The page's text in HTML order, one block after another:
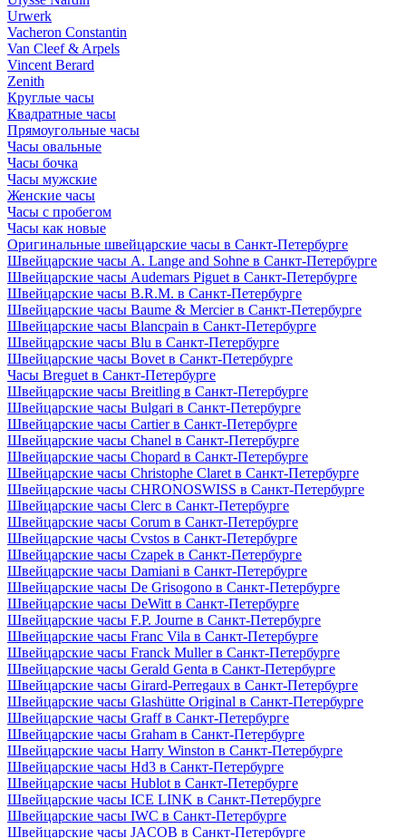
Urwerk
Vacheron Constantin
Van Cleef & Arpels
Vincent Berard
Zenith
Круглые часы
Квадратные часы
Прямоугольные часы
Часы овальные
Часы бочка
Часы мужские
Женские часы
Часы с пробегом
Часы как новые
Оригинальные швейцарские часы в Санкт-Петербурге
Швейцарские часы A. Lange and Sohne в Санкт-Петербурге
Швейцарские часы Audemars Piguet в Санкт-Петербурге
Швейцарские часы B.R.M. в Санкт-Петербурге
Швейцарские часы Baume & Mercier в Санкт-Петербурге
Швейцарские часы Blancpain в Санкт-Петербурге
Швейцарские часы Blu в Санкт-Петербурге
Швейцарские часы Bovet в Санкт-Петербурге
Часы Breguet в Санкт-Петербурге
Швейцарские часы Breitling в Санкт-Петербурге
Швейцарские часы Bulgari в Санкт-Петербурге
Швейцарские часы Cartier в Санкт-Петербурге
Швейцарские часы Chanel в Санкт-Петербурге
Швейцарские часы Chopard в Санкт-Петербурге
Швейцарские часы Christophe Claret в Санкт-Петербурге
Швейцарские часы CHRONOSWISS в Санкт-Петербурге
Швейцарские часы Clerc в Санкт-Петербурге
Швейцарские часы Corum в Санкт-Петербурге
Швейцарские часы Cvstos в Санкт-Петербурге
Швейцарские часы Czapek в Санкт-Петербурге
Швейцарские часы Damiani в Санкт-Петербурге
Швейцарские часы De Grisogono в Санкт-Петербурге
Швейцарские часы DeWitt в Санкт-Петербурге
Швейцарские часы F.P. Journe в Санкт-Петербурге
Швейцарские часы Franc Vila в Санкт-Петербурге
Швейцарские часы Franck Muller в Санкт-Петербурге
Швейцарские часы Gerald Genta в Санкт-Петербурге
Швейцарские часы Girard-Perregaux в Санкт-Петербурге
Швейцарские часы Glashütte Original в Санкт-Петербурге
Швейцарские часы Graff в Санкт-Петербурге
Швейцарские часы Graham в Санкт-Петербурге
Швейцарские часы Harry Winston в Санкт-Петербурге
Швейцарские часы Hd3 в Санкт-Петербурге
Швейцарские часы Hublot в Санкт-Петербурге
Швейцарские часы ICE LINK в Санкт-Петербурге
Швейцарские часы IWC в Санкт-Петербурге
Швейцарские часы JACOB в Санкт-Петербурге